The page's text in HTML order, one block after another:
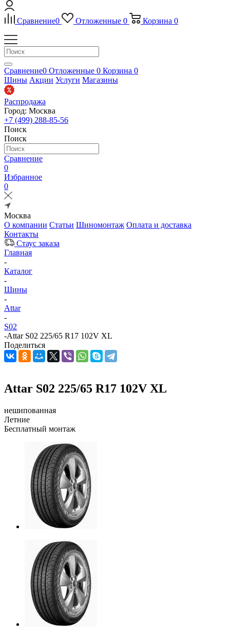
Сравнение0 Отложенные 0 Корзина 0
Сравнение0 Отложенные 0 Корзина 0
Шины Акции Услуги Магазины
Распродажа
Город: Москва
+7 (499) 288-85-56
Поиск
Поиск
Сравнение
0
Избранное
0
Москва
О компании Статьи Шиномонтаж Оплата и доставка
Контакты
Стаус заказа
Главная
-
Каталог
-
Шины
-
Attar
-
S02
-Attar S02 225/65 R17 102V XL
Поделиться
Attar S02 225/65 R17 102V XL
нешипованная
Летние
Бесплатный монтаж